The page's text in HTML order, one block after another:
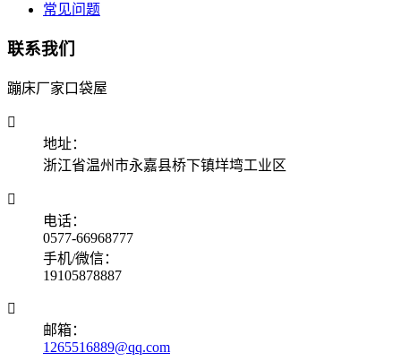
常见问题
联系我们
蹦床厂家口袋屋

地址：
浙江省温州市永嘉县桥下镇垟塆工业区

电话：
0577-66968777
手机/微信：
19105878887

邮箱：
1265516889@qq.com